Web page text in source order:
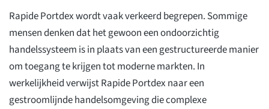
Rapide Portdex wordt vaak verkeerd begrepen. Sommige
mensen denken dat het gewoon een ondoorzichtig
handelssysteem is in plaats van een gestructureerde manier
om toegang te krijgen tot moderne markten. In
werkelijkheid verwijst Rapide Portdex naar een
gestroomlijnde handelsomgeving die complexe